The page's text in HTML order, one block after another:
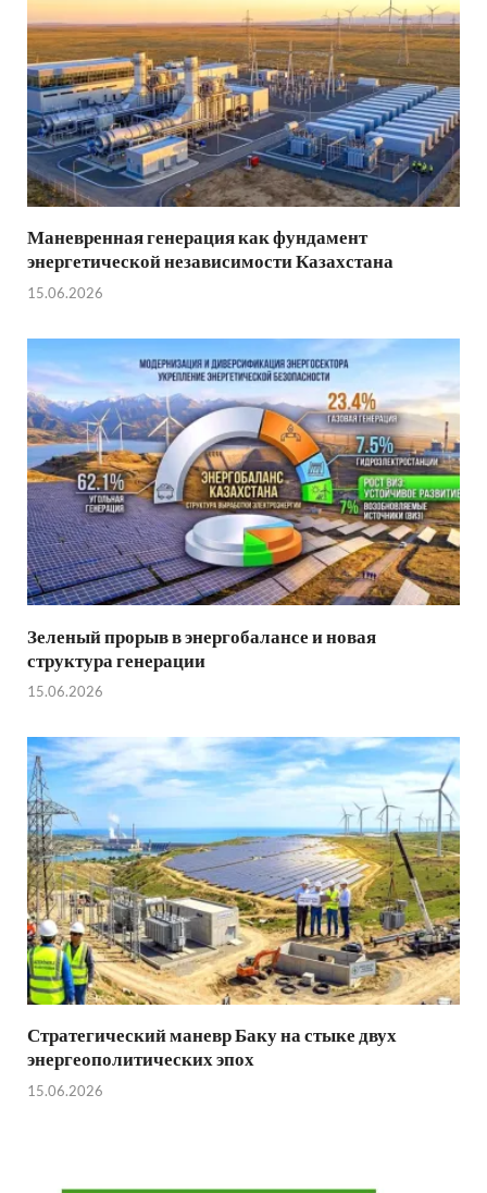
Маневренная генерация как фундамент
энергетической независимости Казахстана
15.06.2026
Зеленый прорыв в энергобалансе и новая
структура генерации
15.06.2026
Стратегический маневр Баку на стыке двух
энергеополитических эпох
15.06.2026